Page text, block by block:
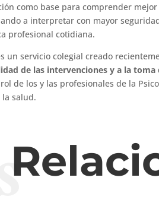
como base para comprender
a interpretar con mayor
profesional cotidiana.
un servicio colegial creado
de las intervenciones y a la toma
de los y las profesionales de la
salud.